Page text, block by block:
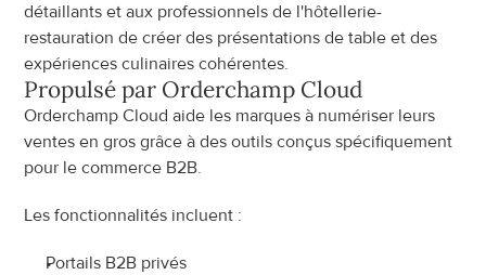
détaillants et aux professionnels de l'hôtellerie-
restauration de créer des présentations de table et des
expériences culinaires cohérentes.
Propulsé par Orderchamp Cloud
Orderchamp Cloud aide les marques à numériser leurs
ventes en gros grâce à des outils conçus spécifiquement
pour le commerce B2B.
Les fonctionnalités incluent :
Portails B2B privés